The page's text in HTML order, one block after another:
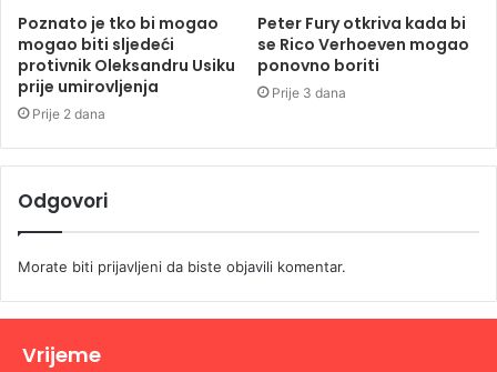
Poznato je tko bi mogao
mogao biti sljedeći
protivnik Oleksandru Usiku
prije umirovljenja
Prije 2 dana
Peter Fury otkriva kada bi
se Rico Verhoeven mogao
ponovno boriti
Prije 3 dana
Odgovori
Morate biti prijavljeni da biste objavili komentar.
Vrijeme